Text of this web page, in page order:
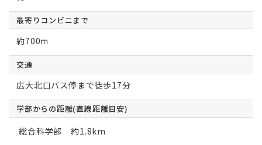
最寄りコンビニまで
約700ｍ
交通
広大北口バス停まで徒歩17分
学部からの距離(直線距離目安)
総合科学部 約1.8km